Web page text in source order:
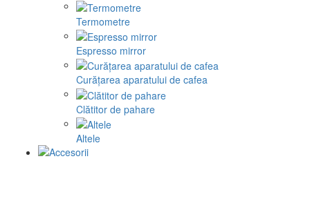
Termometre
Espresso mirror
Curățarea aparatului de cafea
Clătitor de pahare
Altele